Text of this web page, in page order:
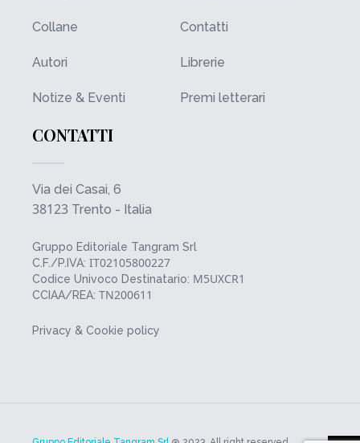
Collane
Autori
Notize & Eventi
Contatti
Librerie
Premi letterari
CONTATTI
Via dei Casai, 6
38123 Trento - Italia
Gruppo Editoriale Tangram Srl
C.F./P.IVA: IT02105800227
Codice Univoco Destinatario: M5UXCR1
CCIAA/REA: TN200611
Privacy & Cookie policy